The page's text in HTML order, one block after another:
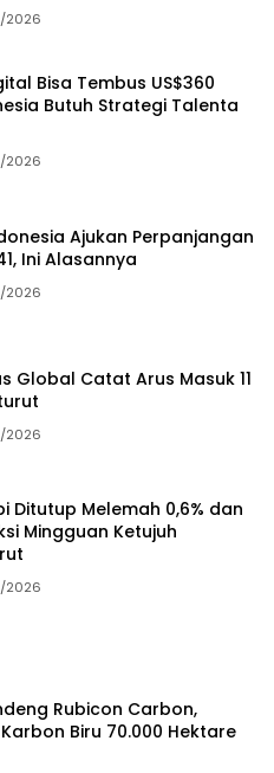
2026
Bisa Tembus US$360
Butuh Strategi Talenta
2026
Ajukan Perpanjangan
Ini Alasannya
2026
Global Catat Arus Masuk 11
2026
Ditutup Melemah 0,6% dan
Mingguan Ketujuh
2026
Rubicon Carbon,
Biru 70.000 Hektare